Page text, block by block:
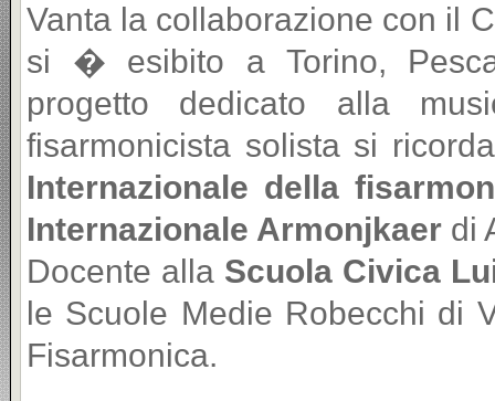
Vanta la collaborazione con il
si � esibito a Torino,
progetto dedicato alla
fisarmonicista solista si
Internazionale della
Internazionale Armonjkaer di
Docente alla Scuola Civica
le Scuole Medie Robecchi di
Fisarmonica.